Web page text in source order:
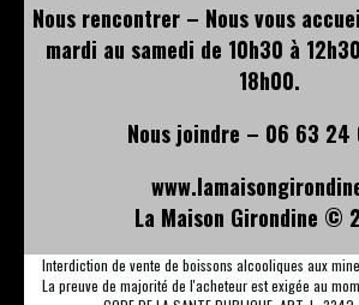
Nous rencontrer – Nous vous
mardi au samedi de 10h30 à
18h00.
Nous joindre – 06 63 24
La Maison Girondine ©
Interdiction de vente de boissons alcooliques aux
La preuve de majorité de l'acheteur est exigée au